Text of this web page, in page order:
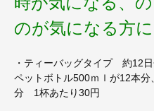
のが気になる方
・ティーバッグタイプ 約12日
ペットボトル500ｍｌが12本
分 1杯あたり30円